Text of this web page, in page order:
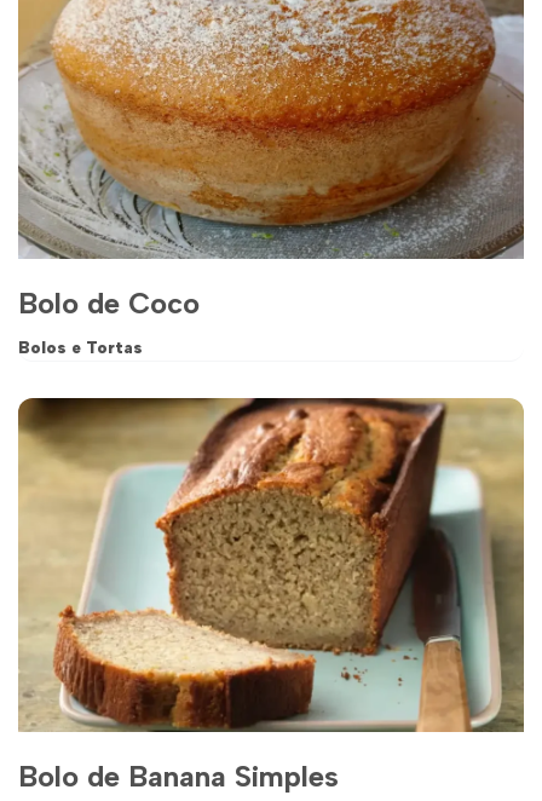
Bolo de Coco
Bolos e Tortas
Bolo de Banana Simples